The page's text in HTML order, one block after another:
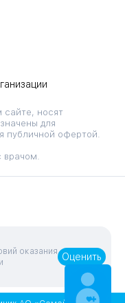
носят
для
публичной офертой.
врачом.
оказания Оценить
ЗАПИСАТЬСЯ
НА ПРИЕМ